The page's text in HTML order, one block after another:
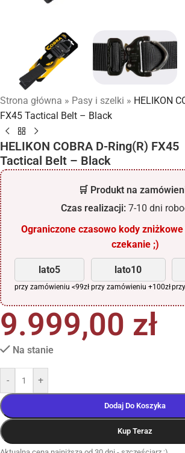
Strona główna » Pasy i szelki » HELIKON
FX45 Tactical Belt – Black
HELIKON COBRA D-Ring(R) FX45
Tactical Belt – Black
🛒 Produkt na
Czas realizacji: 7-10 dni
Ograniczone czasowo kody
czekanie ;)
lato5
przy zamówieniu <99zł
lato10
przy zamówieniu +100zł
9.999,00 zł
Na stanie
- +
Dodaj Do Koszyka
Kup Teraz